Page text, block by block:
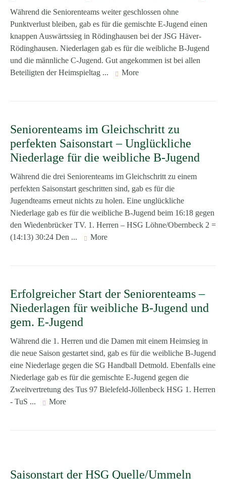
Während die Seniorenteams weiter geschlossen ohne
Punktverlust bleiben, gab es für die gemischte E-Jugend einen
knappen Auswärtssieg in Rödinghausen bei der JSG Häver-
Rödinghausen. Niederlagen gab es für die weibliche B-Jugend
und die männliche C-Jugend. Gut angekommen ist bei allen
Beteiligten der Heimspieltag ...
More
Seniorenteams im Gleichschritt zu
perfekten Saisonstart – Unglückliche
Niederlage für die weibliche B-Jugend
Während die drei Seniorenteams im Gleichschritt zu einem
perfekten Saisonstart geschritten sind, gab es für die
Jugendteams erneut nichts zu holen. Eine unglückliche
Niederlage gab es für die weibliche B-Jugend beim 16:18 gegen
den Wiedenbrücker TV. 1. Herren – HSG Löhne/Obernbeck 2 =
(14:13) 30:24 Den ...
More
Erfolgreicher Start der Seniorenteams –
Niederlagen für weibliche B-Jugend und
gem. E-Jugend
Während die 1. Herren und die Damen mit einem Heimsieg in
die neue Saison gestartet sind, gab es für die weibliche B-Jugend
eine Niederlage gegen die SG Handball Detmold. Ebenfalls eine
Niederlage gab es für die gemischte E-Jugend gegen die
Zweitvertretung des Tus 97 Bielefeld-Jöllenbeck HSG 1. Herren
- TuS ...
More
Saisonstart der HSG Quelle/Ummeln